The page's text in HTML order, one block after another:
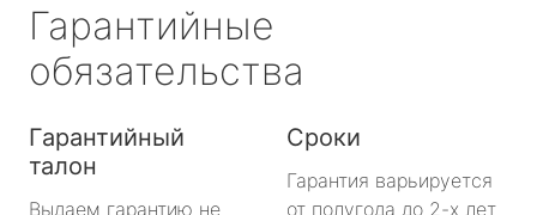
Гарантийные
обязательства
Гарантийный
талон
Выдаем гарантию не
Сроки
Гарантия варьируется
от полугода до 2-х лет